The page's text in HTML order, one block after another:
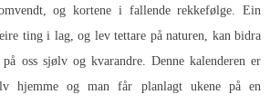
og kortene i fallende rekkefølge. Ein
ting i lag, og lev tettare på naturen, kan bidra
oss sjølv og kvarandre. Denne kalenderen er
hjemme og man får planlagt ukene på en